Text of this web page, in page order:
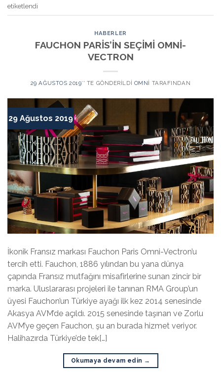
etiketlendi
HABERLER
FAUCHON PARİS’İN SEÇİMİ OMNİ-
VECTRON
29 AĞUSTOS 2019’' TE GÖNDERILDI OMNI TARAFINDAN
29 Ağustos 2019
İkonik Fransız markası Fauchon Paris Omni-Vectron’u
tercih etti. Fauchon, 1886 yılından bu yana dünya
çapında Fransız mutfağını misafirlerine sunan zincir bir
marka. Uluslararası projeleri ile tanınan RMA Group’un
üyesi Fauchon’un Türkiye ayağı ilk kez 2014 senesinde
Akasya AVM’de açıldı. 2015 senesinde taşınan ve Zorlu
AVM’ye geçen Fauchon, şu an burada hizmet veriyor.
Halihazırda Türkiye’de tek[…]
Okumaya devam edin →